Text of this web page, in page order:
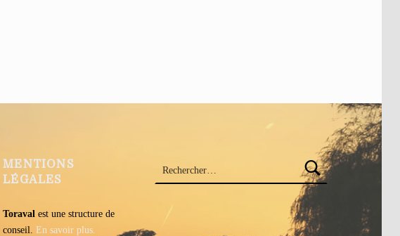
MENTIONS
LÉGALES
Toraval est une structure de
conseil.En savoir plus.